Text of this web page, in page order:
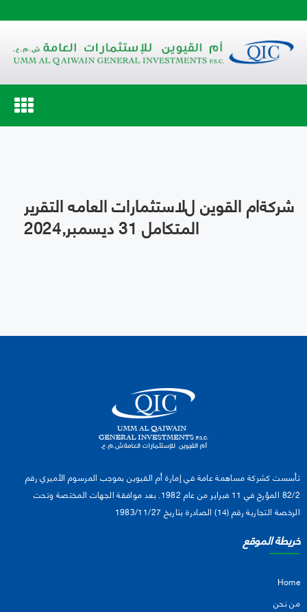
Toggle
navigation
شركةام القوين لﻼستثمارات العامه التقرير
المتكامل 31 ديسمبر,2024
تأسست كشركة مساهمة عامة في إمارة أم القيوين بموجب المرسوم الأميري رقم
82/2 المؤرخ في 11 فبراير من عام 1982. بعد موافقة الجهات المختصة وتحت
الرخصة التجارية رقم (14) الصادرة بتاريخ 1983/11/27
خريطة الموقع
Home
من نحن